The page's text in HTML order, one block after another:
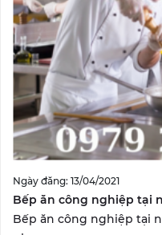
Ngày đăng: 13/04/2021
Bếp ăn công nghiệp tại
Bếp ăn công nghiệp tại